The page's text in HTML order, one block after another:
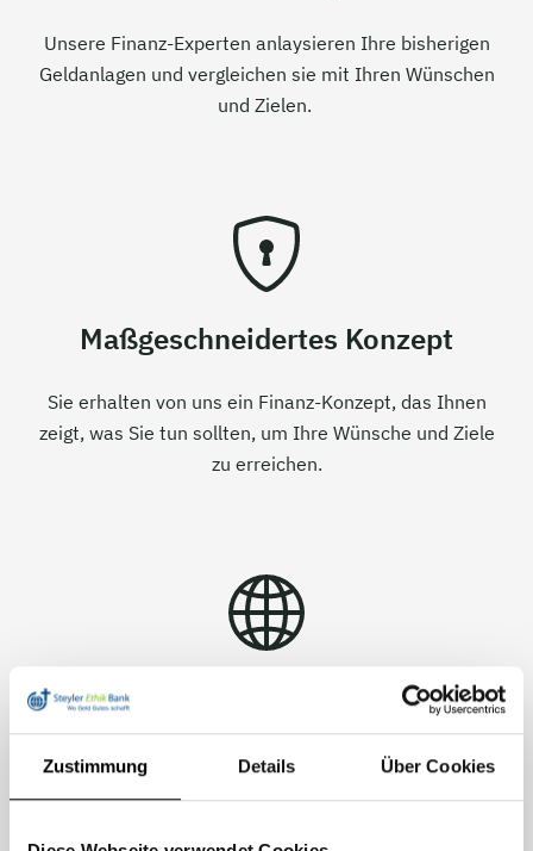
Zustimmung Details Über Cookies
Unsere Finanz-Experten anlaysieren Ihre bisherigen
Geldanlagen und vergleichen sie mit Ihren Wünschen
und Zielen.
Maßgeschneidertes Konzept
Sie erhalten von uns ein Finanz-Konzept, das Ihnen
zeigt, was Sie tun sollten, um Ihre Wünsche und Ziele
zu erreichen.
Wir zeigen Ihnen wie und wo Sie Ihr Geld anlegen